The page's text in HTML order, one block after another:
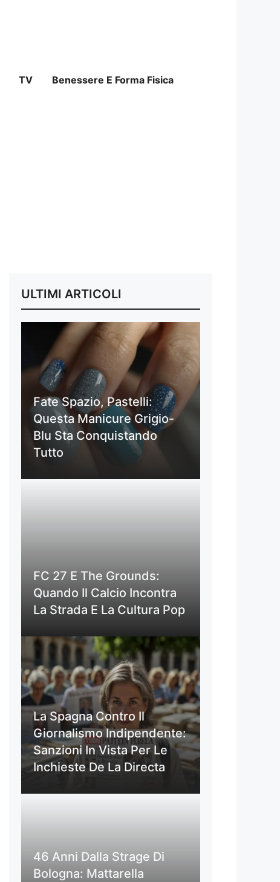
TV Benessere E Forma Fisica
ULTIMI ARTICOLI
Fate Spazio, Pastelli:
Questa Manicure Grigio-
Blu Sta Conquistando
Tutto
FC 27 E The Grounds:
Quando Il Calcio Incontra
La Strada E La Cultura Pop
La Spagna Contro Il
Giornalismo Indipendente:
Sanzioni In Vista Per Le
Inchieste De La Directa
46 Anni Dalla Strage Di
Bologna: Mattarella